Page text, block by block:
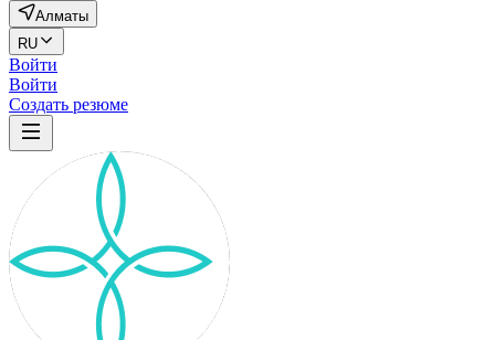
Алматы
RU
Войти
Войти
Создать резюме